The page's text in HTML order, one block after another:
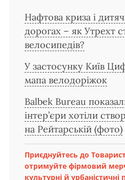
Нафтова криза і
дорогах – як Утрехт
велосипедів?
У застосунку Київ
мапа велодоріжок
Balbek Bureau
інтер’єри хотіли
на Рейтарській (фото)
Приєднуйтесь до
отримуйте фірмовий
культурні й урбаністичні